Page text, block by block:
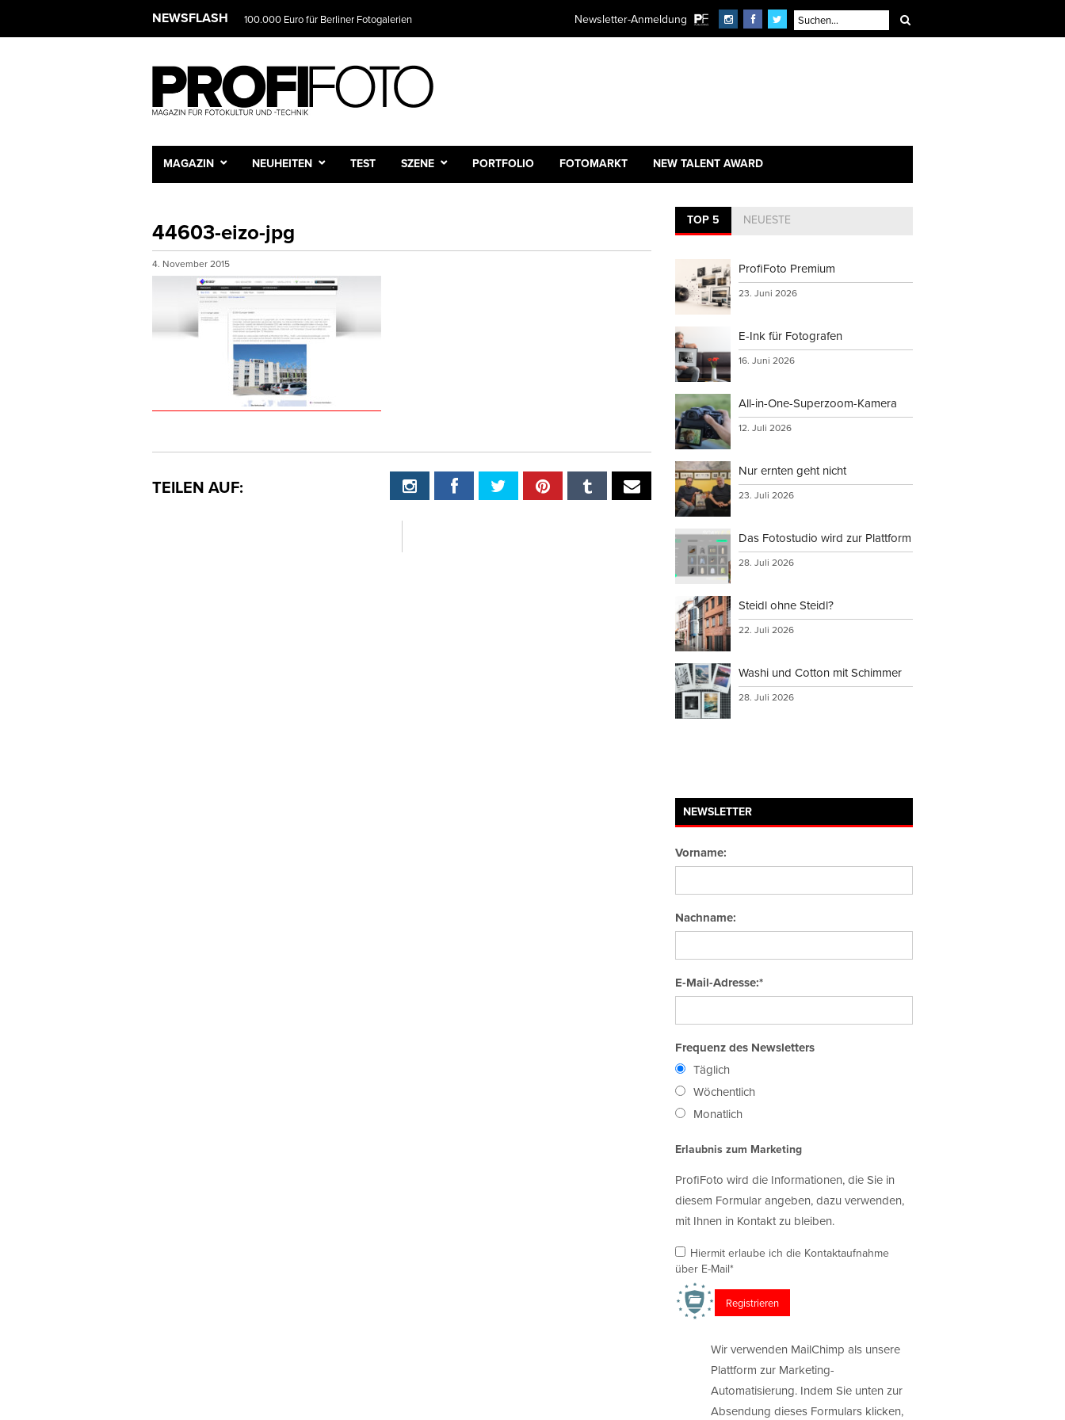
NEWSFLASH 100.000 Euro für Berliner Fotogalerien Newsletter-Anmeldung
MAGAZIN NEUHEITEN TEST SZENE PORTFOLIO FOTOMARKT NEW TALENT AWARD
44603-eizo-jpg
4. November 2015
TEILEN AUF:
TOP 5 NEUESTE
ProfiFoto Premium
23. Juni 2026
E-Ink für Fotografen
16. Juni 2026
All-in-One-Superzoom-Kamera
12. Juli 2026
Nur ernten geht nicht
23. Juli 2026
Das Fotostudio wird zur Plattform
28. Juli 2026
Steidl ohne Steidl?
22. Juli 2026
Washi und Cotton mit Schimmer
28. Juli 2026
NEWSLETTER
Vorname:
Nachname:
E-Mail-Adresse:*
Frequenz des Newsletters
Täglich
Wöchentlich
Monatlich
Erlaubnis zum Marketing
ProfiFoto wird die Informationen, die Sie in
diesem Formular angeben, dazu verwenden,
mit Ihnen in Kontakt zu bleiben.
Hiermit erlaube ich die Kontaktaufnahme
über E-Mail*
Wir verwenden MailChimp als unsere
Plattform zur Marketing-
Automatisierung. Indem Sie unten zur
Absendung dieses Formulars klicken,